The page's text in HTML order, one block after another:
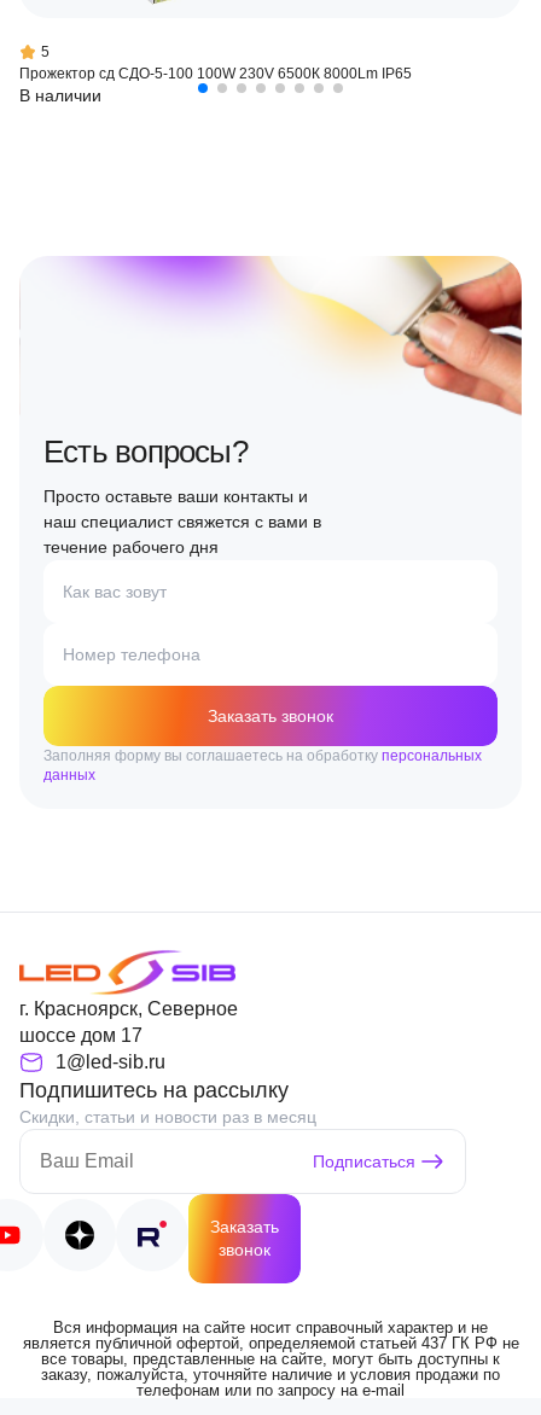
5
Прожектор сд СДО-5-100 100W 230V 6500К 8000Lm IP65
В наличии
Есть вопросы?
Просто оставьте ваши контакты и
наш специалист свяжется с вами в
течение рабочего дня
Как вас зовут
Номер телефона
Заказать звонок
Заполняя форму вы соглашаетесь на обработку персональных
данных
г. Красноярск, Северное
шоссе дом 17
1@led-sib.ru
Подпишитесь на рассылку
Скидки, статьи и новости раз в месяц
Подписаться
Заказать
звонок
Вся информация на сайте носит справочный характер и не
является публичной офертой, определяемой статьей 437 ГК РФ не
все товары, представленные на сайте, могут быть доступны к
заказу, пожалуйста, уточняйте наличие и условия продажи по
телефонам или по запросу на e-mail